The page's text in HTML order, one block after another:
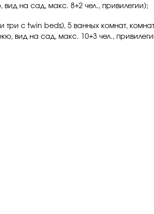
на сад, макс. 8+2 чел., привилегии);
с twin beds), 5 ванных комнат,
вид на сад, макс. 10+3 чел.,